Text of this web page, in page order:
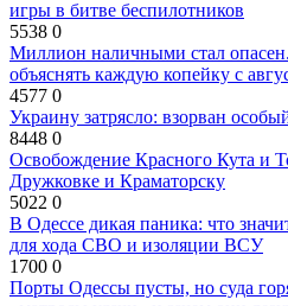
игры в битве беспилотников
5538 0
Миллион наличными стал
объяснять каждую копейку с
4577 0
Украину затрясло: взорван
8448 0
Освобождение Красного Кута и
Дружковке и Краматорску
5022 0
В Одессе дикая паника: что
для хода СВО и изоляции ВСУ
1700 0
Порты Одессы пусты, но суда